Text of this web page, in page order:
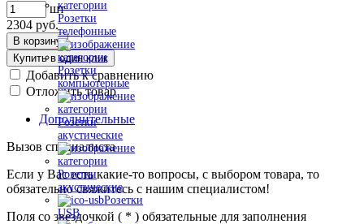
Розетки
телефонные
Розетки
компьютерные
Розетки
акустические
Розетки
акустические
Розетки
USB
шт
2304 руб.
В корзину
Купить в один клик
Добавить к сравнению
Отложить товар
Дополнительные
Вызов специалиста
Если у Вас есть какие-то вопросы, с выбором товара, то
обязательно свяжитесь с нашим специалистом!
Поля со звездочкой ( * ) обязательные для заполнения